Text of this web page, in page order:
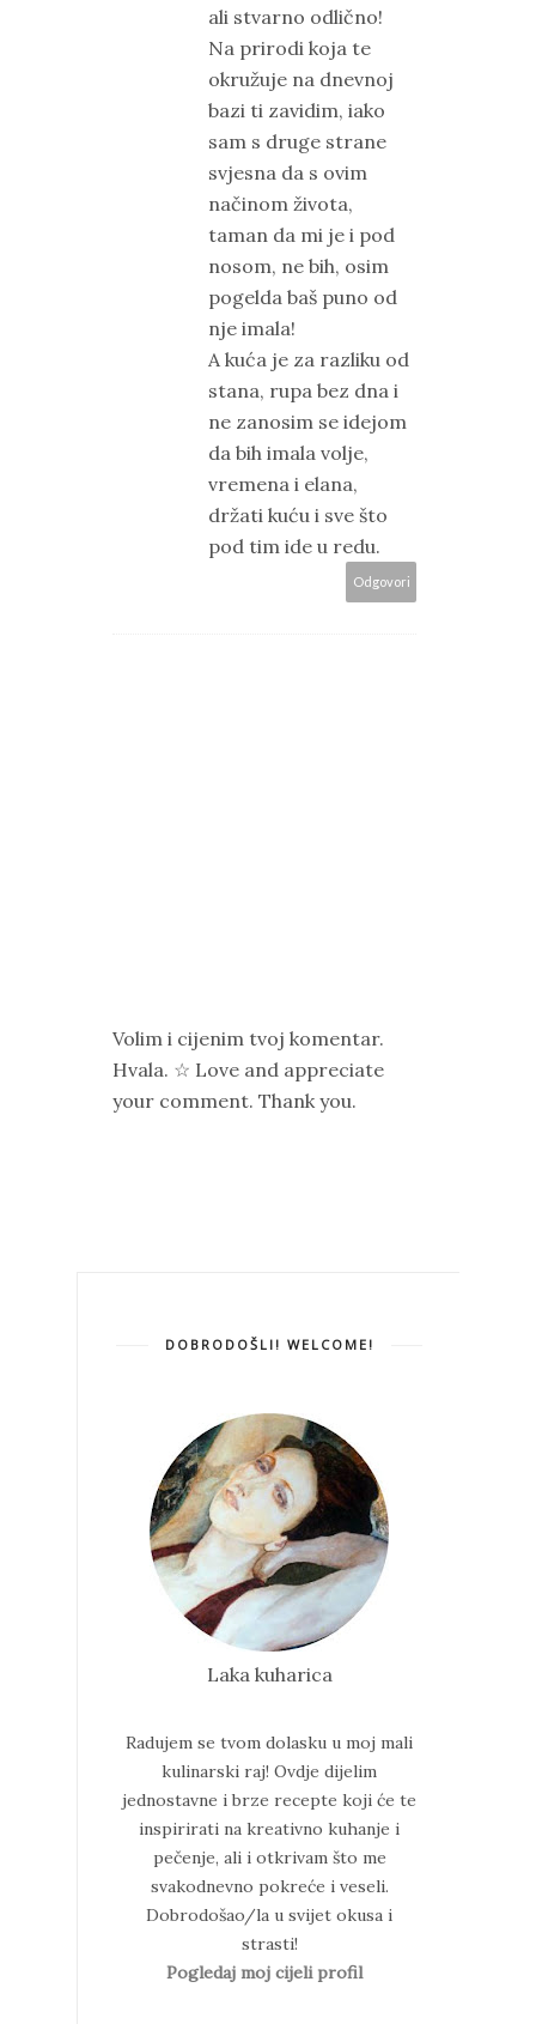
ali stvarno odlično!
Na prirodi koja te
okružuje na dnevnoj
bazi ti zavidim, iako
sam s druge strane
svjesna da s ovim
načinom života,
taman da mi je i pod
nosom, ne bih, osim
pogelda baš puno od
nje imala!
A kuća je za razliku od
stana, rupa bez dna i
ne zanosim se idejom
da bih imala volje,
vremena i elana,
držati kuću i sve što
pod tim ide u redu.
Odgovori
Volim i cijenim tvoj komentar.
Hvala. ☆ Love and appreciate
your comment. Thank you.
DOBRODOŠLI! WELCOME!
Laka kuharica
Radujem se tvom dolasku u moj mali
kulinarski raj! Ovdje dijelim
jednostavne i brze recepte koji će te
inspirirati na kreativno kuhanje i
pečenje, ali i otkrivam što me
svakodnevno pokreće i veseli.
Dobrodošao/la u svijet okusa i
strasti!
Pogledaj moj cijeli profil